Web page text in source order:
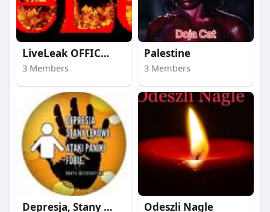
LiveLeak OFFICIAL HO
3 Members
Palestine
3 Members
Depresja, Stany Lęko Odeszli Nagle